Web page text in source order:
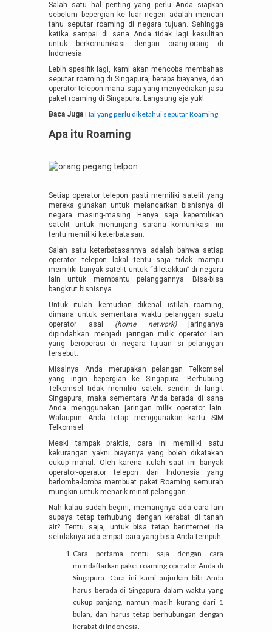
Salah satu hal penting yang perlu Anda siapkan
sebelum bepergian ke luar negeri adalah mencari
tahu seputar roaming di negara tujuan. Sehingga
ketika sampai di sana Anda tidak lagi kesulitan
untuk berkomunikasi dengan orang-orang di
Indonesia.
Lebih spesifik lagi, kami akan mencoba membahas
seputar roaming di Singapura, berapa biayanya, dan
operator telepon mana saja yang menyediakan jasa
paket roaming di Singapura. Langsung aja yuk!
Baca Juga Hal yang perlu diketahui seputar Roaming
Apa itu Roaming
Setiap operator telepon pasti memiliki satelit yang
mereka gunakan untuk melancarkan bisnisnya di
negara masing-masing. Hanya saja kepemilikan
satelit untuk menunjang sarana komunikasi ini
tentu memiliki keterbatasan.
Salah satu keterbatasannya adalah bahwa setiap
operator telepon lokal tentu saja tidak mampu
memiliki banyak satelit untuk “diletakkan” di negara
lain untuk membantu pelanggannya. Bisa-bisa
bangkrut bisnisnya.
Untuk itulah kemudian dikenal istilah roaming,
dimana untuk sementara waktu pelanggan suatu
operator asal (home network) jaringanya
dipindahkan menjadi jaringan milik operator lain
yang beroperasi di negara tujuan si pelanggan
tersebut.
Misalnya Anda merupakan pelangan Telkomsel
yang ingin bepergian ke Singapura. Berhubung
Telkomsel tidak memiliki satelit sendiri di langit
Singapura, maka sementara Anda berada di sana
Anda menggunakan jaringan milik operator lain.
Walaupun Anda tetap menggunakan kartu SIM
Telkomsel.
Meski tampak praktis, cara ini memiliki satu
kekurangan yakni biayanya yang boleh dikatakan
cukup mahal. Oleh karena itulah saat ini banyak
operator-operator telepon dari Indonesia yang
berlomba-lomba membuat paket Roaming semurah
mungkin untuk menarik minat pelanggan.
Nah kalau sudah begini, memangnya ada cara lain
supaya tetap terhubung dengan kerabat di tanah
air? Tentu saja, untuk bisa tetap berinternet ria
setidaknya ada empat cara yang bisa Anda tempuh:
Cara pertama tentu saja dengan cara
mendaftarkan paket roaming operator Anda di
Singapura. Cara ini kami anjurkan bila Anda
harus berada di Singapura dalam waktu yang
cukup panjang, namun masih kurang dari 1
bulan, dan harus tetap berhubungan dengan
kerabat di Indonesia.